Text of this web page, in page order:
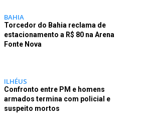
BAHIA
Torcedor do Bahia reclama de
estacionamento a R$ 80 na Arena
Fonte Nova
ILHÉUS
Confronto entre PM e homens
armados termina com policial e
suspeito mortos